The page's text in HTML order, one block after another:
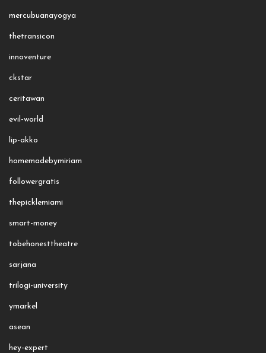
mercubuanayogya
thetransicon
innoventure
ckstar
ceritawan
evil-world
lip-akko
homemadebymiriam
followergratis
thepicklemiami
smart-money
tobehonesttheatre
sarjana
trilogi-university
ymarkel
asean
hey-expert